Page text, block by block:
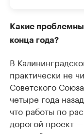
Какие
конца года?
В
практически не
Советского
четыре года
что работы по
дорогой проект